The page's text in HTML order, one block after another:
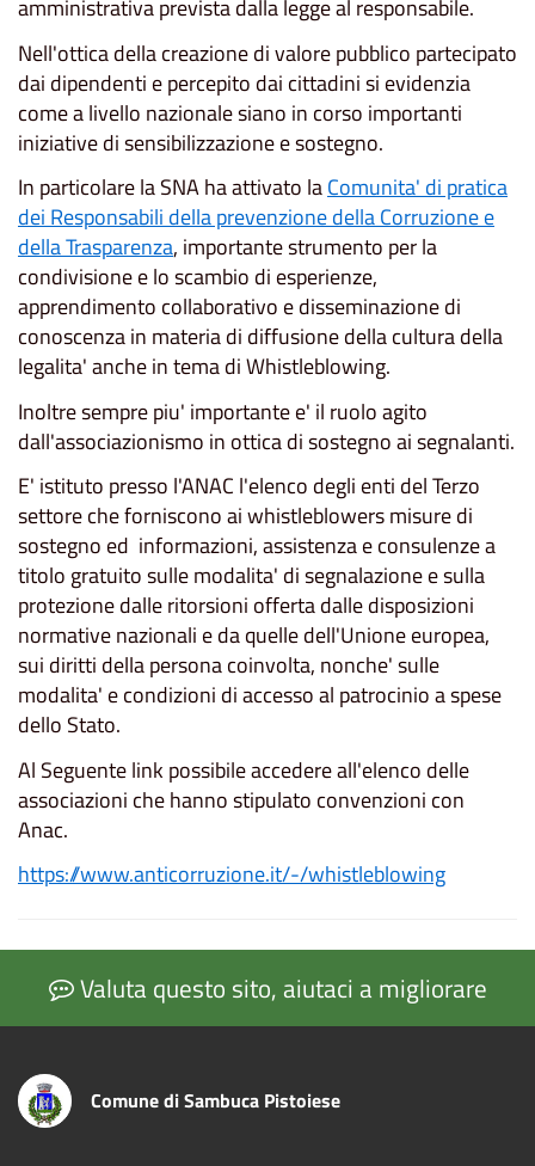
amministrativa prevista dalla legge al responsabile.
Nell'ottica della creazione di valore pubblico partecipato
dai dipendenti e percepito dai cittadini si evidenzia
come a livello nazionale siano in corso importanti
iniziative di sensibilizzazione e sostegno.
In particolare la SNA ha attivato laComunita' di pratica
dei Responsabili della prevenzione della Corruzione e
della Trasparenza, importante strumento per la
condivisione e lo scambio di esperienze,
apprendimento collaborativo e disseminazione di
conoscenza in materia di diffusione della cultura della
legalita' anche in tema di Whistleblowing.
Inoltre sempre piu' importante e' il ruolo agito
dall'associazionismo in ottica di sostegno ai segnalanti.
E' istituto presso l'ANAC l'elenco degli enti del Terzo
settore che forniscono ai whistleblowers misure di
sostegno ed informazioni, assistenza e consulenze a
titolo gratuito sulle modalita' di segnalazione e sulla
protezione dalle ritorsioni offerta dalle disposizioni
normative nazionali e da quelle dell'Unione europea,
sui diritti della persona coinvolta, nonche' sulle
modalita' e condizioni di accesso al patrocinio a spese
dello Stato.
Al Seguente link possibile accedere all'elenco delle
associazioni che hanno stipulato convenzioni con
Anac.
https://www.anticorruzione.it/-/whistleblowing
Valuta questo sito, aiutaci a migliorare
Comune di Sambuca Pistoiese